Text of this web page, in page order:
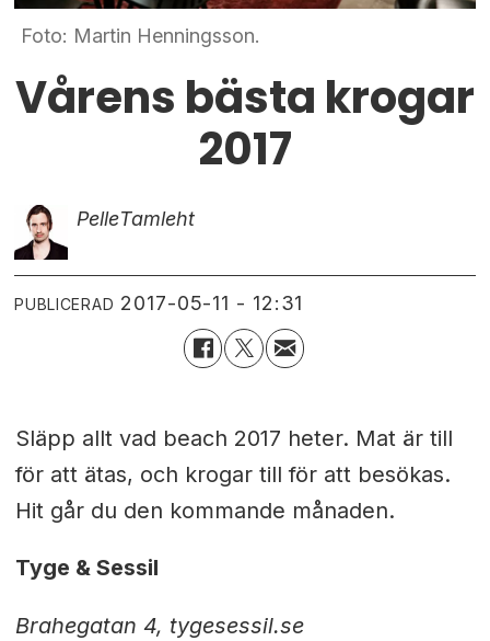
Foto: Martin Henningsson.
Vårens bästa krogar
2017
PelleTamleht
PUBLICERAD 2017-05-11 - 12:31
Släpp allt vad beach 2017 heter. Mat är till
för att ätas, och krogar till för att besökas.
Hit går du den kommande månaden.
Tyge & Sessil
Brahegatan 4, tygesessil.se